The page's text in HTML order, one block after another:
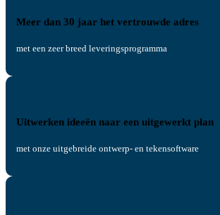
Meer dan 30 jaar het vertrouwde adres
met een zeer breed leveringsprogramma
Uitwerken ideeën naar een uitgewerkt plan
met onze uitgebreide ontwerp- en tekensoftware